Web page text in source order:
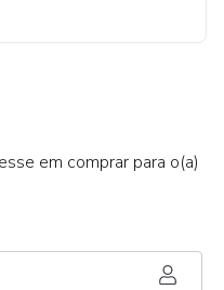
em comprar para o(a)